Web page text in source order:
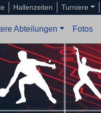
Hallenzeiten Turniere
Abteilungen Fotos